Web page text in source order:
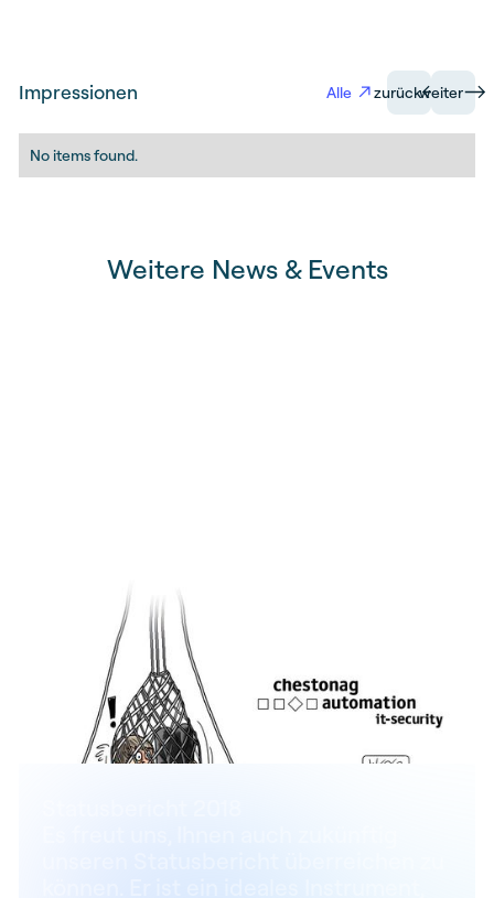
Impressionen Alle zurückweiter
No items found.
Weitere News & Events